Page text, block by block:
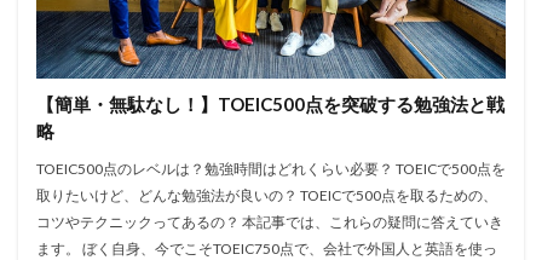
【簡単・無駄なし！】TOEIC500点を突破する勉強法と戦
略
TOEIC500点のレベルは？勉強時間はどれくらい必要？ TOEICで500点を
取りたいけど、どんな勉強法が良いの？ TOEICで500点を取るための、
コツやテクニックってあるの？ 本記事では、これらの疑問に答えていき
ます。 ぼく自身、今でこそTOEIC750点で、会社で外国人と英語を使っ